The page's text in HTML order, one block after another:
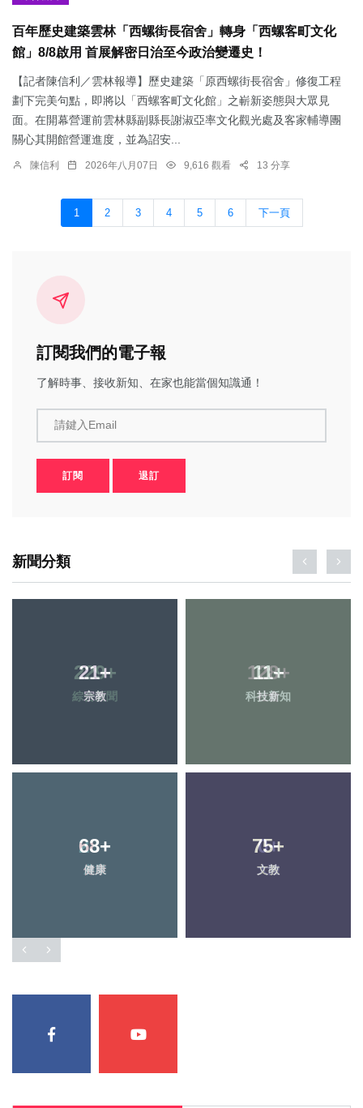
百年歷史建築雲林「西螺街長宿舍」轉身「西螺客町文化
館」8/8啟用 首展解密日治至今政治變遷史！
【記者陳信利／雲林報導】歷史建築「原西螺街長宿舍」修復工程
劃下完美句點，即將以「西螺客町文化館」之嶄新姿態與大眾見
面。在開幕營運前雲林縣副縣長謝淑亞率文化觀光處及客家輔導團
關心其開館營運進度，並為詔安...
陳信利 2026年八月07日 9,616 觀看 13 分享
1 2 3 4 5 6 下一頁
訂閱我們的電子報
了解時事、接收新知、在家也能當個知識通！
請鍵入Email
訂閱 退訂
新聞分類
21+
宗教
11+
科技新知
68+
健康
75+
文教